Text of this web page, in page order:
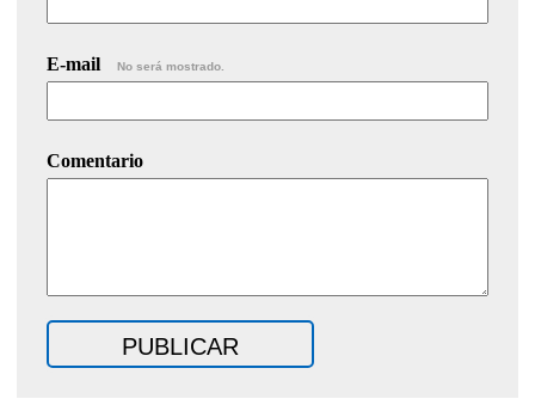
E-mail No será mostrado.
Comentario